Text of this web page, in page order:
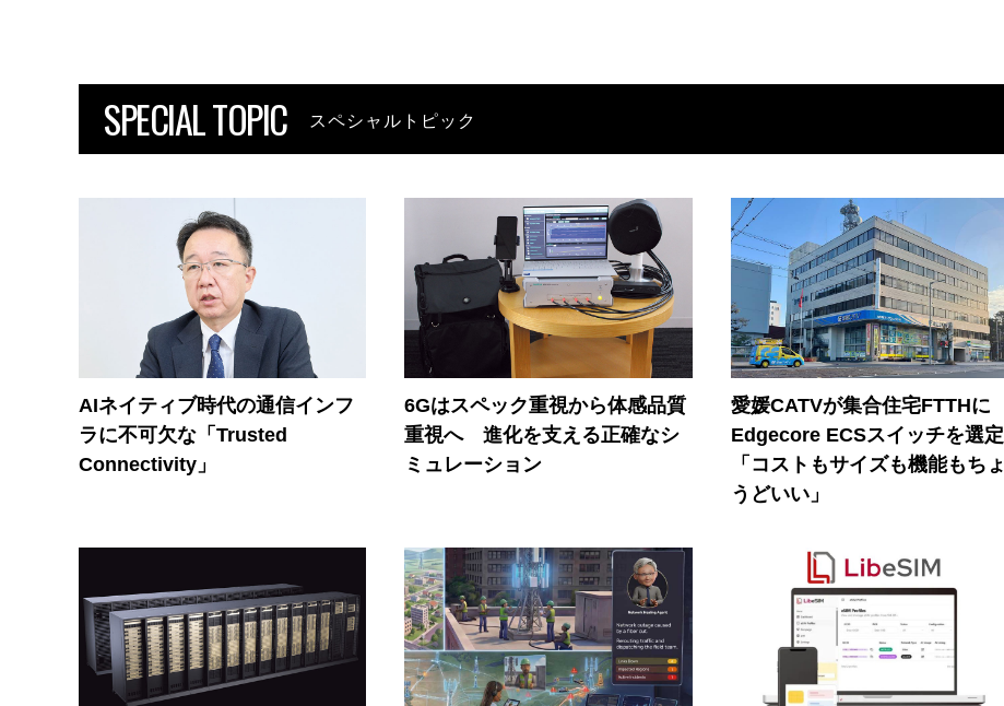
SPECIAL TOPIC スペシャルトピック
AIネイティブ時代の通信インフ
ラに不可欠な「Trusted
Connectivity」
6Gはスペック重視から体感品質
重視へ 進化を支える正確なシ
ミュレーション
愛媛CATVが集合住宅FTTHに
Edgecore ECSスイッチを選定
「コストもサイズも機能もちょ
うどいい」